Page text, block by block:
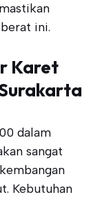
ini.
Karet
dalam
sangat
Kebutuhan